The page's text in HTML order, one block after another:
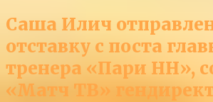
Саша Илич
отставку с поста
тренера «Пари НН»,
«Матч ТВ»